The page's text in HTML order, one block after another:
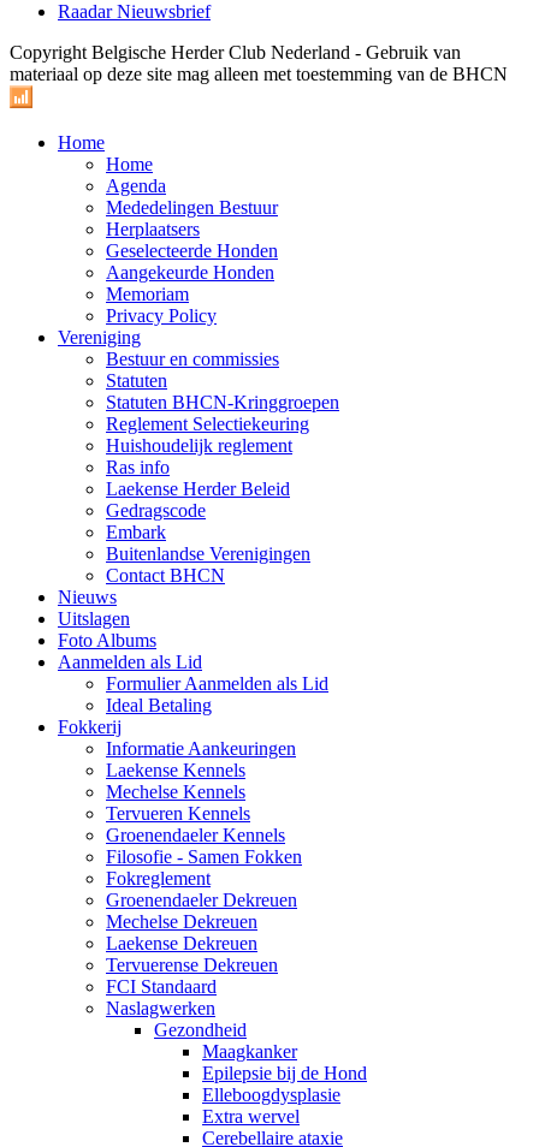
Raadar Nieuwsbrief
Copyright Belgische Herder Club Nederland - Gebruik van
materiaal op deze site mag alleen met toestemming van de BHCN
Home
Home
Agenda
Mededelingen Bestuur
Herplaatsers
Geselecteerde Honden
Aangekeurde Honden
Memoriam
Privacy Policy
Vereniging
Bestuur en commissies
Statuten
Statuten BHCN-Kringgroepen
Reglement Selectiekeuring
Huishoudelijk reglement
Ras info
Laekense Herder Beleid
Gedragscode
Embark
Buitenlandse Verenigingen
Contact BHCN
Nieuws
Uitslagen
Foto Albums
Aanmelden als Lid
Formulier Aanmelden als Lid
Ideal Betaling
Fokkerij
Informatie Aankeuringen
Laekense Kennels
Mechelse Kennels
Tervueren Kennels
Groenendaeler Kennels
Filosofie - Samen Fokken
Fokreglement
Groenendaeler Dekreuen
Mechelse Dekreuen
Laekense Dekreuen
Tervuerense Dekreuen
FCI Standaard
Naslagwerken
Gezondheid
Maagkanker
Epilepsie bij de Hond
Elleboogdysplasie
Extra wervel
Cerebellaire ataxie